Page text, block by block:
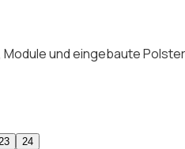
und eingebaute
24